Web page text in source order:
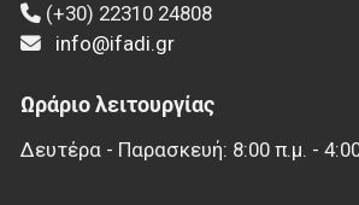
(+30) 22310 24808
info@ifadi.gr
Ωράριο λειτουργίας
Δευτέρα - Παρασκευή: 8:00 π.μ. -